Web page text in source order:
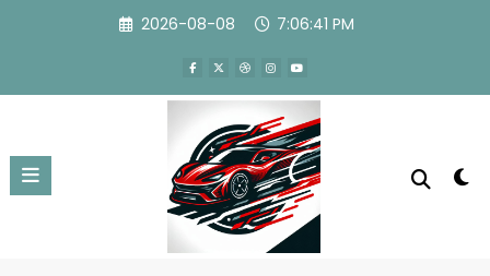
2026-08-08 7:06:41 PM